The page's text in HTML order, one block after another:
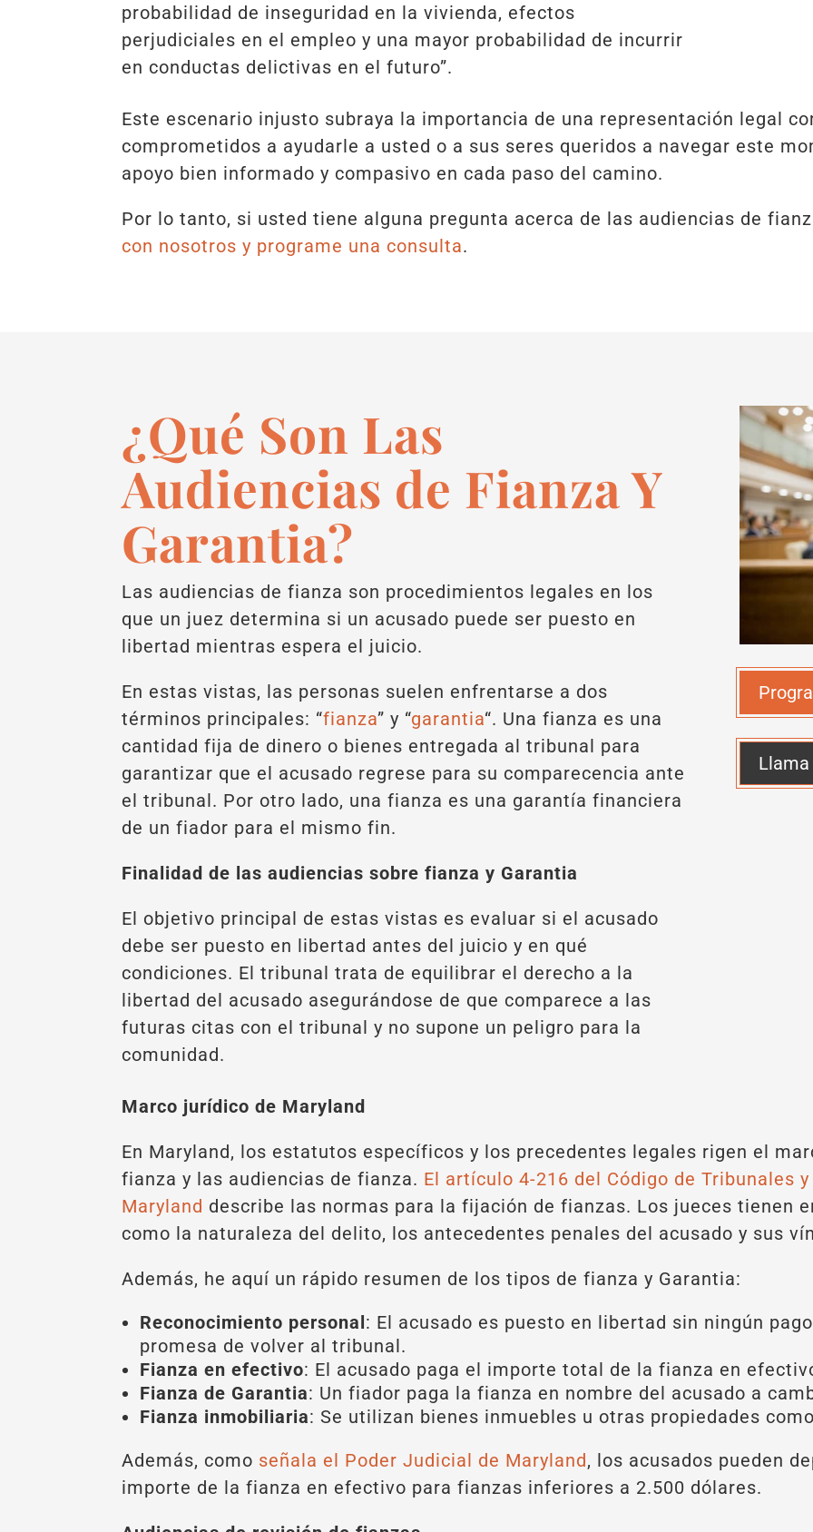
probabilidad de inseguridad en la vivienda, efectos
perjudiciales en el empleo y una mayor probabilidad de incurrir
en conductas delictivas en el futuro”.
Este escenario injusto subraya la importancia de una representación legal
comprometidos a ayudarle a usted o a sus seres queridos a navegar este
apoyo bien informado y compasivo en cada paso del camino.
Por lo tanto, si usted tiene alguna pregunta acerca de las audiencias de
con nosotros y programe una consulta.
¿Qué Son Las
Audiencias de Fianza Y
Garantia?
Las audiencias de fianza son procedimientos legales en los
que un juez determina si un acusado puede ser puesto en
libertad mientras espera el juicio.
En estas vistas, las personas suelen enfrentarse a dos
términos principales: “fianza” y “garantia“. Una fianza es una
cantidad fija de dinero o bienes entregada al tribunal para
garantizar que el acusado regrese para su comparecencia ante
el tribunal. Por otro lado, una fianza es una garantía financiera
de un fiador para el mismo fin.
Finalidad de las audiencias sobre fianza y Garantia
El objetivo principal de estas vistas es evaluar si el acusado
debe ser puesto en libertad antes del juicio y en qué
condiciones. El tribunal trata de equilibrar el derecho a la
libertad del acusado asegurándose de que comparece a las
futuras citas con el tribunal y no supone un peligro para la
comunidad.
Llama
Marco jurídico de Maryland
En Maryland, los estatutos específicos y los precedentes legales rigen el
fianza y las audiencias de fianza. El artículo 4-216 del Código de Tribunales
Maryland describe las normas para la fijación de fianzas. Los jueces tienen
como la naturaleza del delito, los antecedentes penales del acusado y sus
Además, he aquí un rápido resumen de los tipos de fianza y Garantia:
Reconocimiento personal: El acusado es puesto en libertad sin ningún
promesa de volver al tribunal.
Fianza en efectivo: El acusado paga el importe total de la fianza en
Fianza de Garantia: Un fiador paga la fianza en nombre del acusado a
Fianza inmobiliaria: Se utilizan bienes inmuebles u otras propiedades
Además, como señala el Poder Judicial de Maryland, los acusados pueden
importe de la fianza en efectivo para fianzas inferiores a 2.500 dólares.